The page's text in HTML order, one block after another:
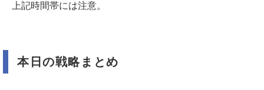
上記時間帯には注意。
本日の戦略まとめ